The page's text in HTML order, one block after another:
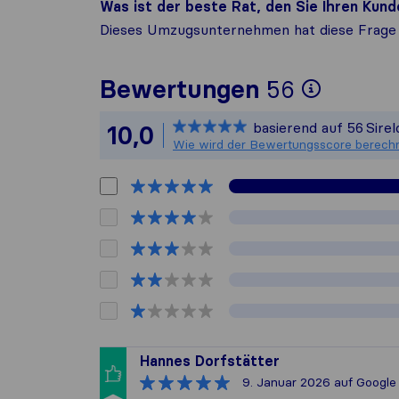
Was ist der beste Rat, den Sie Ihren
Dieses Umzugsunternehmen hat diese
Bewertungen 56
Um
Alle
10,0 basierend auf 56
Wie wird der Bewertungsscore
Hannes Dorfstätter
9. Januar 2026 auf Google